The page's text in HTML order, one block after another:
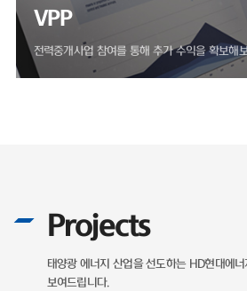
VPP
전력중개사업 참여를 통해 추가 수익을 확보해
Projects
태양광 에너지 산업을 선도하는 HD현대에
보여드립니다.